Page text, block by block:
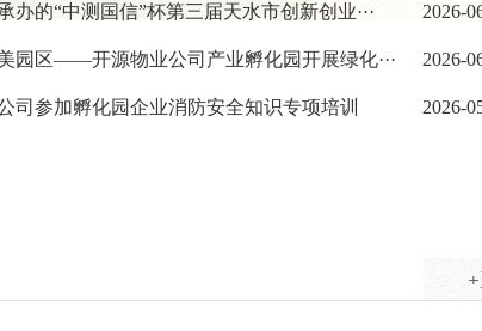
办的“中测国信”杯第三届天水市创新创业··· 2026-
园区——开源物业公司产业孵化园开展绿化··· 2026-
参加孵化园企业消防安全知识专项培训 2026-